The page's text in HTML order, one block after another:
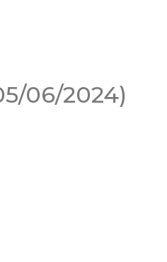
06/2024)